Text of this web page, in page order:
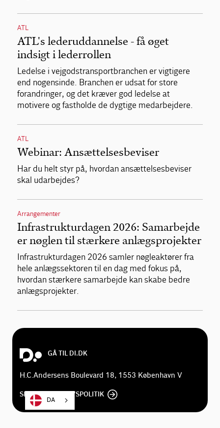
ATL
ATL's lederuddannelse - få øget
indsigt i lederrollen
Ledelse i vejgodstransportbranchen er vigtigere
end nogensinde. Branchen er udsat for store
forandringer, og det kræver god ledelse at
motivere og fastholde de dygtige medarbejdere.
ATL
Webinar: Ansættelsesbeviser
Har du helt styr på, hvordan ansættelsesbeviser
skal udarbejdes?
Arrangementer
Infrastrukturdagen 2026: Samarbejde
er nøglen til stærkere anlægsprojekter
Infrastrukturdagen 2026 samler nøgleaktører fra
hele anlægssektoren til en dag med fokus på,
hvordan stærkere samarbejde kan skabe bedre
anlægsprojekter.
GÅ TIL DI.DK
H.C.Andersens Boulevard 18, 1553 København V
SE DI'S PRIVATLIVSPOLITIK
DA